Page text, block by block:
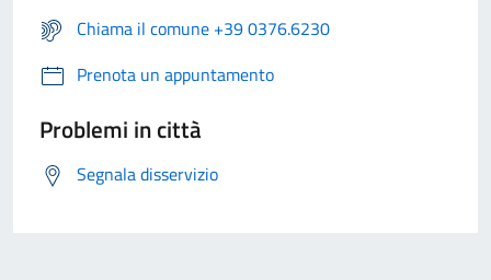
Chiama il comune +39 0376.6230
Prenota un appuntamento
Problemi in città
Segnala disservizio